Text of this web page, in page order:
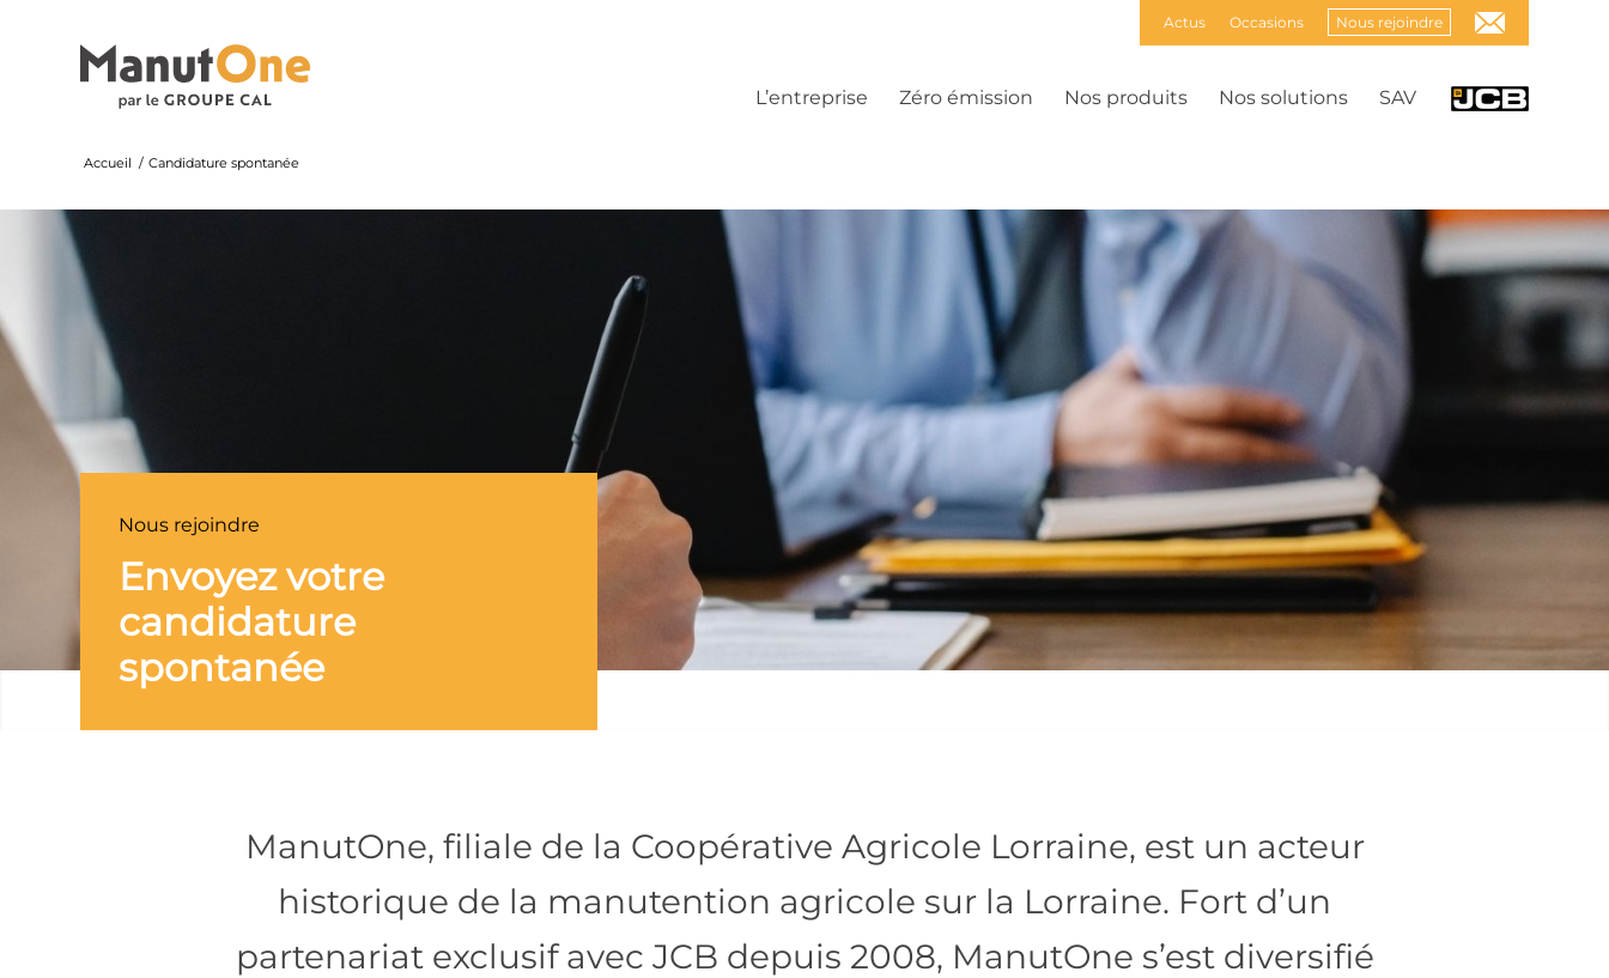
Actus Occasions Nous rejoindre
L’entreprise Zéro émission Nos produits Nos solutions SAV
Accueil / Candidature spontanée
Nous rejoindre
Envoyez votre
candidature
spontanée
ManutOne, filiale de la Coopérative Agricole Lorraine, est un acteur
historique de la manutention agricole sur la Lorraine. Fort d’un
partenariat exclusif avec JCB depuis 2008, ManutOne s’est diversifié